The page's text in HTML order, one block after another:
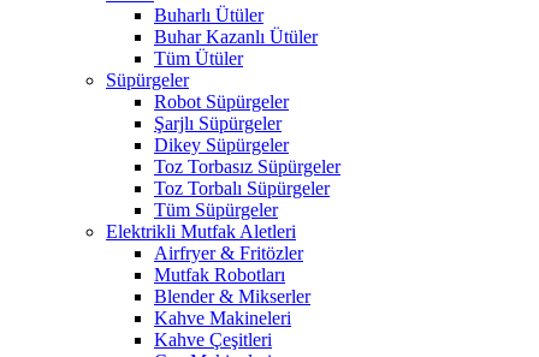
Buharlı Ütüler
Buhar Kazanlı Ütüler
Tüm Ütüler
Süpürgeler
Robot Süpürgeler
Şarjlı Süpürgeler
Dikey Süpürgeler
Toz Torbasız Süpürgeler
Toz Torbalı Süpürgeler
Tüm Süpürgeler
Elektrikli Mutfak Aletleri
Airfryer & Fritözler
Mutfak Robotları
Blender & Mikserler
Kahve Makineleri
Kahve Çeşitleri